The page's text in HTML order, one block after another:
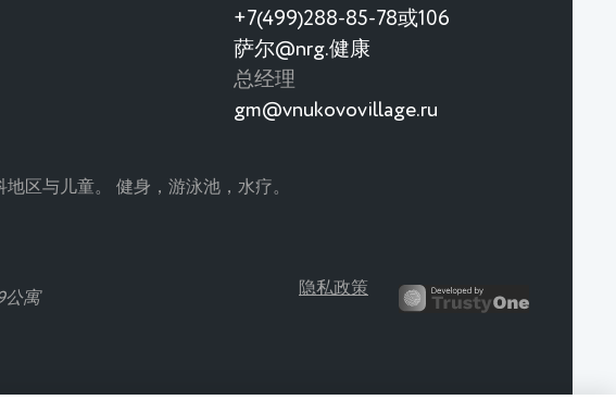
+7(499)288-85-78或106
萨尔@nrg.健康
总经理
gm@vnukovovillage.ru
区与儿童。 健身，游泳池，水疗。
公寓
隐私政策